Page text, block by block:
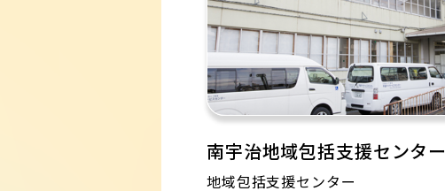
南宇治地域包括支援センター
地域包括支援センター